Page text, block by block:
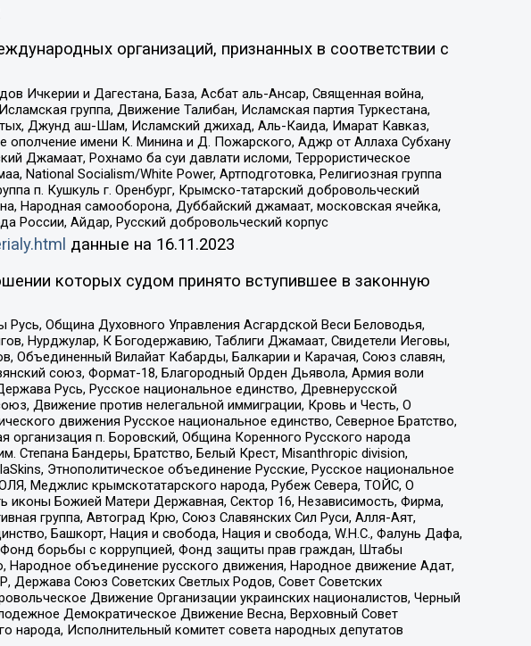
организаций, признанных в соответствии с
Ичкерии и Дагестана, База, Асбат аль-Ансар, Священная война,
группа, Движение Талибан, Исламская партия Туркестана,
Джунд аш-Шам, Исламский джихад, Аль-Каида, Имарат Кавказ,
имени К. Минина и Д. Пожарского, Аджр от Аллаха Субхану
Джамаат, Рохнамо ба суи давлати исломи, Террористическое
Socialism/White Power, Артподготовка, Религиозная группа
п. Кушкуль г. Оренбург, Крымско-татарский добровольческий
Народная самооборона, Дуббайский джамаат, московская ячейка,
России, Айдар, Русский добровольческий корпус
данные на 16.11.2023
которых судом принято вступившее в законную
Община Духовного Управления Асгардской Веси Беловодья,
Нурджулар, К Богодержавию, Таблиги Джамаат, Свидетели Иеговы,
Объединенный Вилайат Кабарды, Балкарии и Карачая, Союз славян,
союз, Формат-18, Благородный Орден Дьявола, Армия воли
Русь, Русское национальное единство, Древнерусской
Движение против нелегальной иммиграции, Кровь и Честь, О
движения Русское национальное единство, Северное Братство,
п. Боровский, Община Коренного Русского народа
Степана Бандеры, Братство, Белый Крест, Misanthropic division,
Этнополитическое объединение Русские, Русское национальное
Меджлис крымскотатарского народа, Рубеж Севера, ТОЙС, О
иконы Божией Матери Державная, Сектор 16, Независимость, Фирма,
группа, Автоград Крю, Союз Славянских Сил Руси, Алля-Аят,
Башкорт, Нация и свобода, Нация и свобода, W.H.С., Фалунь Дафа,
борьбы с коррупцией, Фонд защиты прав граждан, Штабы
Народное объединение русского движения, Народное движение Адат,
Союз Советских Светлых Родов, Совет Советских
Движение Организации украинских националистов, Черный
Демократическое Движение Весна, Верховный Совет
народа, Исполнительный комитет совета народных депутатов